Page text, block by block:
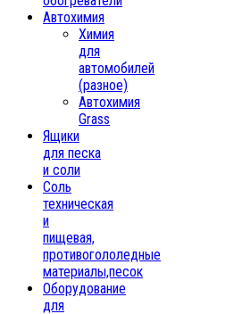
Автохимия
Химия
для
автомобилей
(разное)
Автохимия
Grass
Ящики
для песка
и соли
Соль
техническая
и
пищевая,
противогололедные
материалы,песок
Oборудование
для